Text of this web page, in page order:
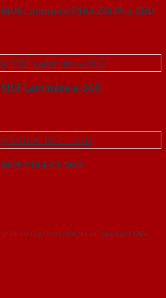
Laminate P1R2 23029-a-SGD
Laminate-a-SGD
P1R4-C1-SGD
cứu cửa theo tiêu chuẩn công nghệ Châu